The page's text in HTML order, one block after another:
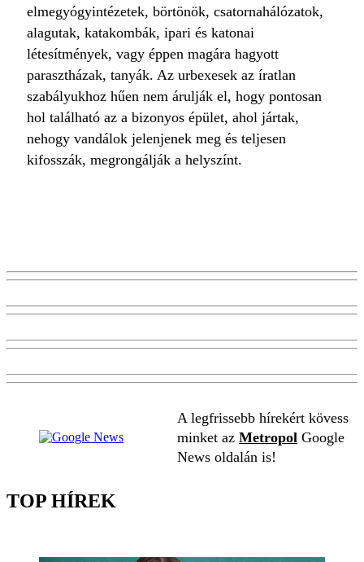
elmegyógyintézetek, börtönök, csatornahálózatok,
alagutak, katakombák, ipari és katonai
létesítmények, vagy éppen magára hagyott
parasztházak, tanyák. Az urbexesek az íratlan
szabályukhoz hűen nem árulják el, hogy pontosan
hol található az a bizonyos épület, ahol jártak,
nehogy vandálok jelenjenek meg és teljesen
kifosszák, megrongálják a helyszínt.
A legfrissebb hírekért kövess
minket az Metropol Google
News oldalán is!
TOP HÍREK